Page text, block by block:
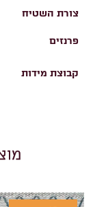
צורת השטיח
פרנזים
קבוצת מידות